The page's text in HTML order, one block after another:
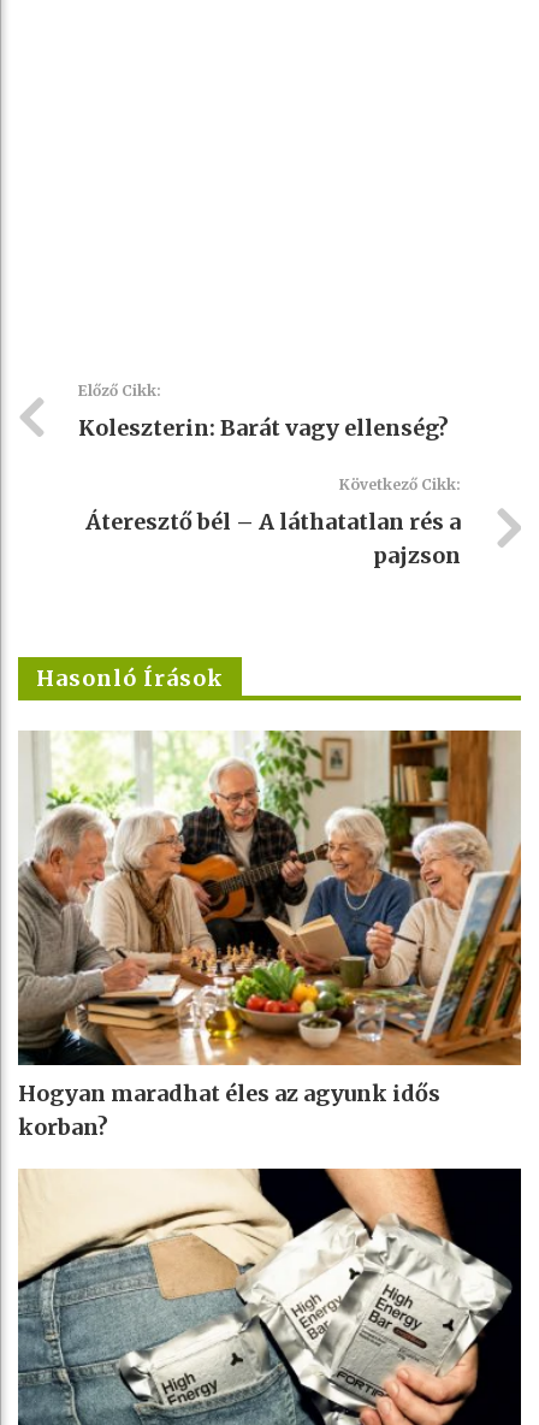
Előző Cikk:
Koleszterin: Barát vagy ellenség?
Következő Cikk:
Áteresztő bél – A láthatatlan rés a
pajzson
Hasonló Írások
Hogyan maradhat éles az agyunk idős
korban?